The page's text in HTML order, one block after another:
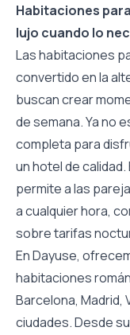
Habitaciones
lujo cuando lo
Las habitaciones
convertido en la
buscan crear
de semana. Ya no
completa para
un hotel de
permite a las
a cualquier hora,
sobre tarifas
En Dayuse,
habitaciones
Barcelona, Madrid,
ciudades. Desde